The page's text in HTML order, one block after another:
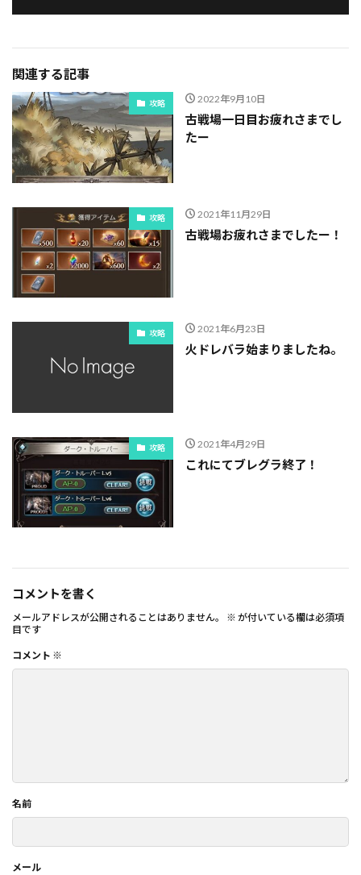
関連する記事
攻略 2022年9月10日
古戦場一日目お疲れさまでし
たー
攻略 2021年11月29日
古戦場お疲れさまでしたー！
攻略 2021年6月23日
火ドレバラ始まりましたね。
攻略 2021年4月29日
これにてブレグラ終了！
コメントを書く
メールアドレスが公開されることはありません。 ※ が付いている欄は必須項
目です
コメント ※
名前
メール